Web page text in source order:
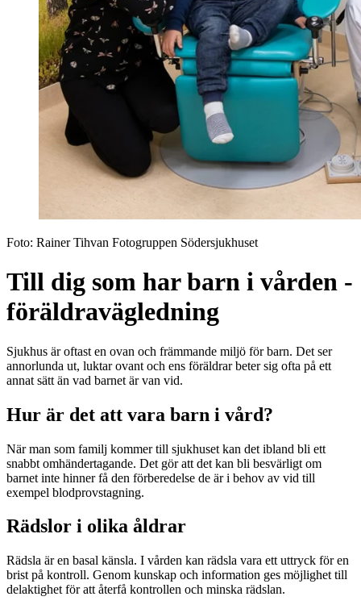
Foto: Rainer Tihvan Fotogruppen Södersjukhuset
Till dig som har barn i vården -
föräldravägledning
Sjukhus är oftast en ovan och främmande miljö för barn. Det ser
annorlunda ut, luktar ovant och ens föräldrar beter sig ofta på ett
annat sätt än vad barnet är van vid.
Hur är det att vara barn i vård?
När man som familj kommer till sjukhuset kan det ibland bli ett
snabbt omhändertagande. Det gör att det kan bli besvärligt om
barnet inte hinner få den förberedelse de är i behov av vid till
exempel blodprovstagning.
Rädslor i olika åldrar
Rädsla är en basal känsla. I vården kan rädsla vara ett uttryck för en
brist på kontroll. Genom kunskap och information ges möjlighet till
delaktighet för att återfå kontrollen och minska rädslan.